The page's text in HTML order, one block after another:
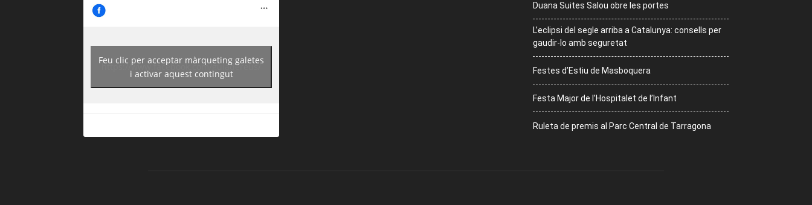
https://www.facebook.com/guiadereus/
Feu clic per acceptar màrqueting galetes
i activar aquest contingut
Duana Suites Salou obre les portes
L’eclipsi del segle arriba a Catalunya: consells per
gaudir-lo amb seguretat
Festes d’Estiu de Masboquera
Festa Major de l’Hospitalet de l’Infant
Ruleta de premis al Parc Central de Tarragona